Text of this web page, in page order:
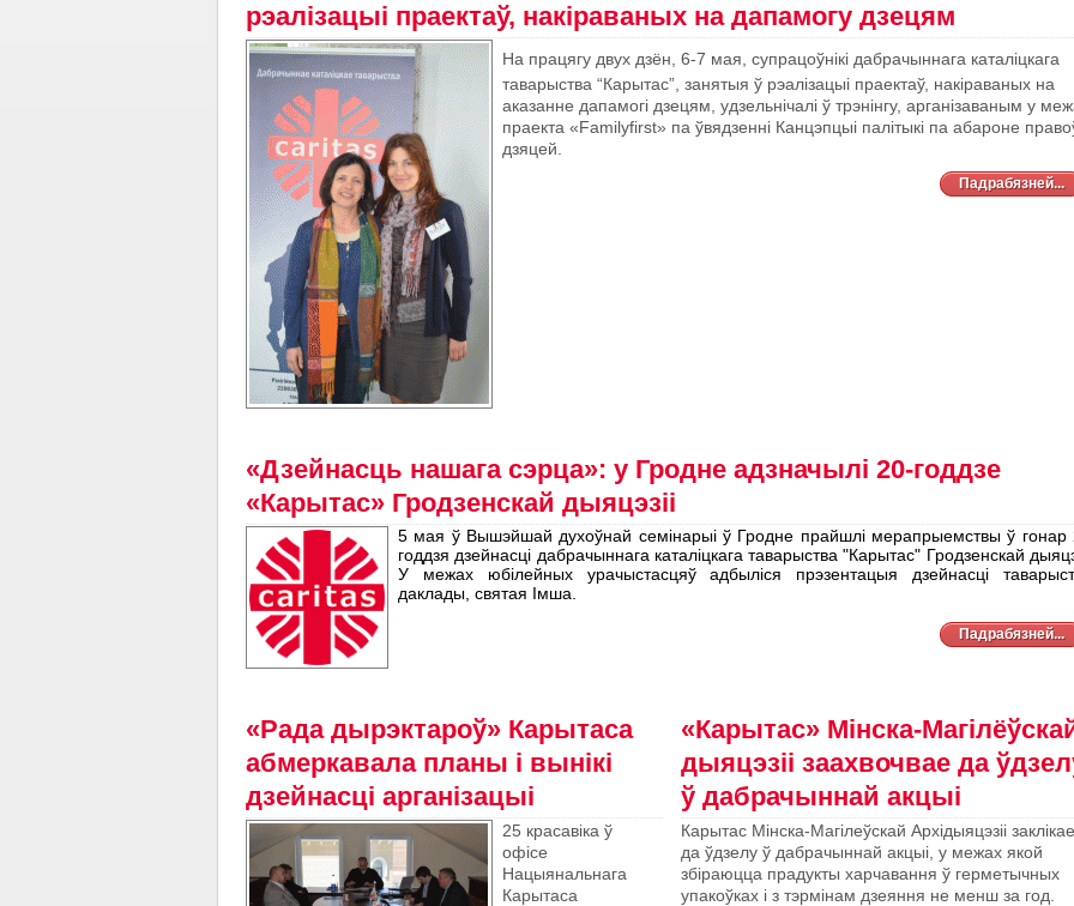
рэалізацыі праектаў, накіраваных на дапамогу дзецям
На працягу двух дзён, 6-7 мая, супрацоўнікі дабрачыннага каталіцкага
таварыства “Карытас”, занятыя ў рэалізацыі праектаў, накіраваных на
аказанне дапамогі дзецям, удзельнічалі ў трэнінгу, арганізаваным у
праекта «Familyfirst» па ўвядзенні Канцэпцыі палітыкі па абароне
дзяцей.
Падрабязней...
«Дзейнасць нашага сэрца»: у Гродне адзначылі 20-годдзе
«Карытас» Гродзенскай дыяцэзіі
5 мая ў Вышэйшай духоўнай семінарыі ў Гродне прайшлі мерапрыемствы ў гонар
годдзя дзейнасці дабрачыннага каталіцкага таварыства "Карытас" Гродзенскай
У межах юбілейных урачыстасцяў адбыліся прэзентацыя дзейнасці
даклады, святая Імша.
Падрабязней...
«Рада дырэктароў» Карытаса
абмеркавала планы і вынікі
дзейнасці арганізацыі
25 красавіка ў
офісе
Нацыянальнага
Карытаса
«Карытас» Мінска-
дыяцэзіі заахвочвае да
ў дабрачыннай акцыі
Карытас Мінска-Магілеўскай Архідыяцэзіі
да ўдзелу ў дабрачыннай акцыі, у межах якой
збіраюцца прадукты харчавання ў герметычных
упакоўках і з тэрмінам дзеяння не менш за год.